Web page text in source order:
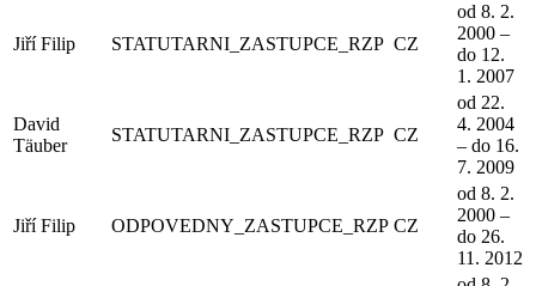
Jiří Filip STATUTARNI_ZASTUPCE_RZP CZ
od 8. 2.
2000 –
do 12.
1. 2007
David
Täuber
STATUTARNI_ZASTUPCE_RZP CZ
od 22.
4. 2004
– do 16.
7. 2009
Jiří Filip ODPOVEDNY_ZASTUPCE_RZP CZ
od 8. 2.
2000 –
do 26.
11. 2012